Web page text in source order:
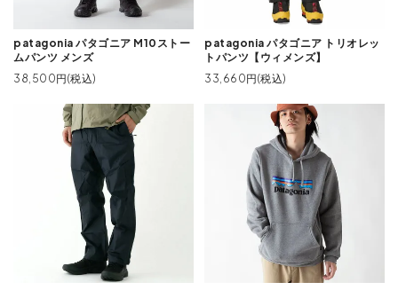
patagonia パタゴニア M10ストー
ムパンツ メンズ
38,500円(税込)
patagonia パタゴニア トリオレッ
トパンツ【ウィメンズ】
33,660円(税込)